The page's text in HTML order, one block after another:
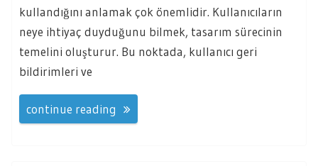
kullandığını anlamak çok önemlidir. Kullanıcıların
neye ihtiyaç duyduğunu bilmek, tasarım sürecinin
temelini oluşturur. Bu noktada, kullanıcı geri
bildirimleri ve
continue reading